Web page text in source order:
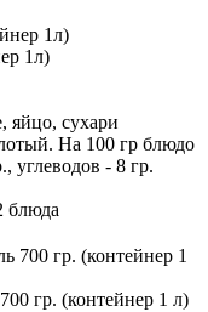
1л)
яйцо, сухари
На 100 гр блюдо
углеводов - 8 гр.
блюда
гр. (контейнер 1 л)